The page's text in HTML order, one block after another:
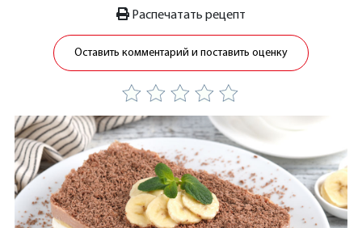
Распечатать рецепт
Оставить комментарий и поставить оценку